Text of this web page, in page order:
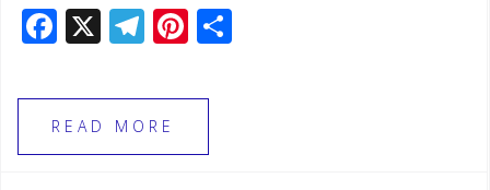
F
c
e
b
X T
e
gr
a
Pi
te
e
READ MORE